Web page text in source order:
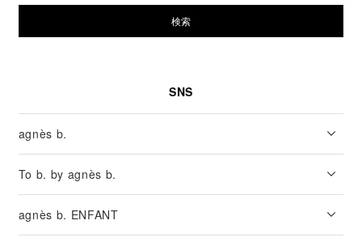
検索
SNS
agnès b.
To b. by agnès b.
agnès b. ENFANT